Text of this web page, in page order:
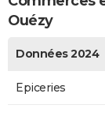
Ouézy
Données 2024
Epiceries